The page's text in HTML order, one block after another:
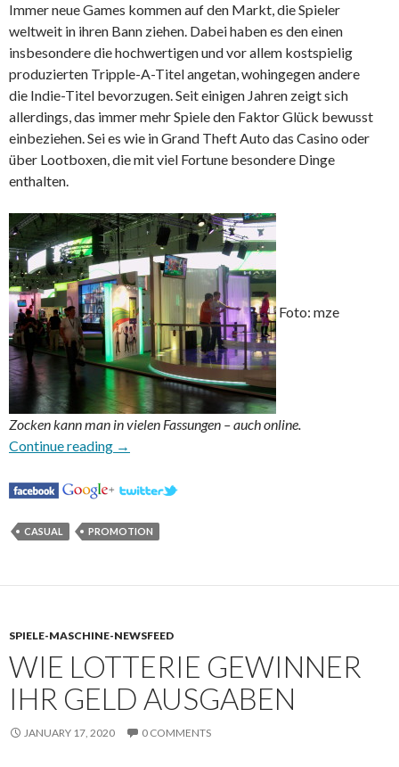
Immer neue Games kommen auf den Markt, die Spieler
weltweit in ihren Bann ziehen. Dabei haben es den einen
insbesondere die hochwertigen und vor allem kostspielig
produzierten Tripple-A-Titel angetan, wohingegen andere
die Indie-Titel bevorzugen. Seit einigen Jahren zeigt sich
allerdings, das immer mehr Spiele den Faktor Glück bewusst
einbeziehen. Sei es wie in Grand Theft Auto das Casino oder
über Lootboxen, die mit viel Fortune besondere Dinge
enthalten.
Foto: mze
Zocken kann man in vielen Fassungen – auch online.
Continue reading Das Glück mit dem Glück
→
CASUAL PROMOTION
SPIELE-MASCHINE-NEWSFEED
WIE LOTTERIE GEWINNER
IHR GELD AUSGABEN
JANUARY 17, 2020 0 COMMENTS